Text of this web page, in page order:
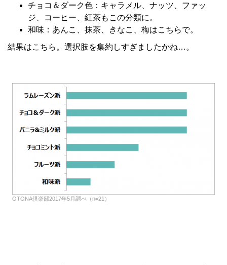
チョコ＆ダーク色：キャラメル、ナッツ、ファッ
ジ、コーヒー、紅茶もこの分類に。
和味：あんこ、抹茶、きなこ、梅はこちらで。
結果はこちら。選択肢を集約しすぎましたかね…。
OTONA倶楽部2017年5月調べ（n=21）